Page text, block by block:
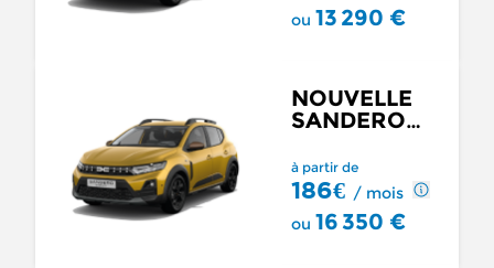
ou 13 290 €
NOUVELLE
SANDERO
à partir de
186€ / mois
ou 16 350 €